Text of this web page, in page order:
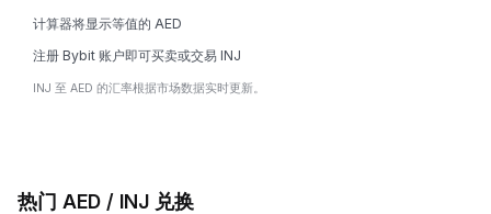
计算器将显示等值的 AED
注册 Bybit 账户即可买卖或交易 INJ
INJ 至 AED 的汇率根据市场数据实时更新。
热门 AED / INJ 兑换